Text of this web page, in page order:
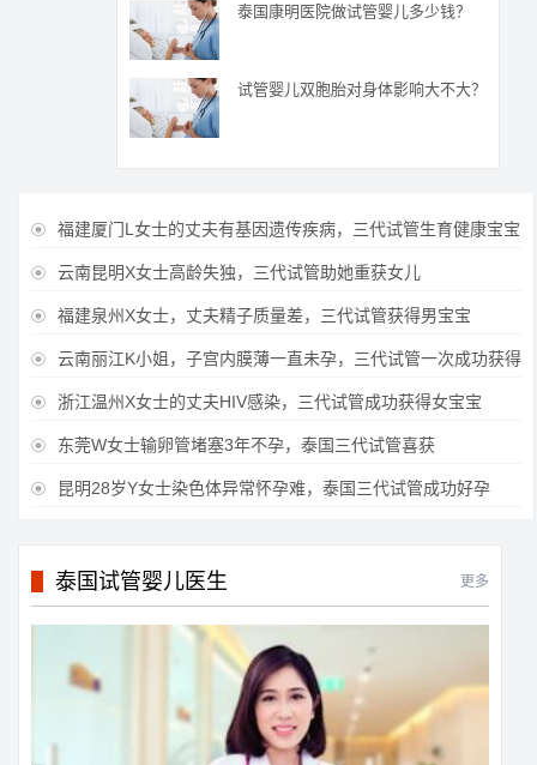
泰国康明医院做试管婴儿多少钱？
试管婴儿双胞胎对身体影响大不大？
 福建厦门L女士的丈夫有基因遗传疾病，三代试管生育健康宝宝
 云南昆明X女士高龄失独，三代试管助她重获女儿
 福建泉州X女士，丈夫精子质量差，三代试管获得男宝宝
 云南丽江K小姐，子宫内膜薄一直未孕，三代试管一次成功获得
 浙江温州X女士的丈夫HIV感染，三代试管成功获得女宝宝
 东莞W女士输卵管堵塞3年不孕，泰国三代试管喜获
 昆明28岁Y女士染色体异常怀孕难，泰国三代试管成功好孕
泰国试管婴儿医生 更多